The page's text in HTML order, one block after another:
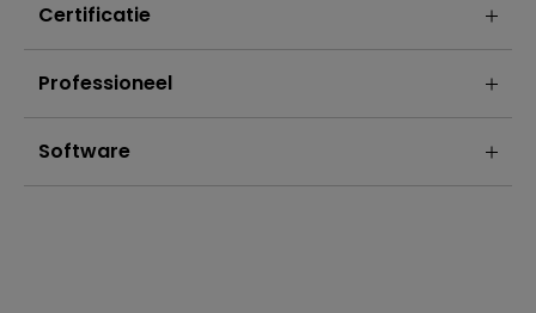
Certificatie
Professioneel
Software